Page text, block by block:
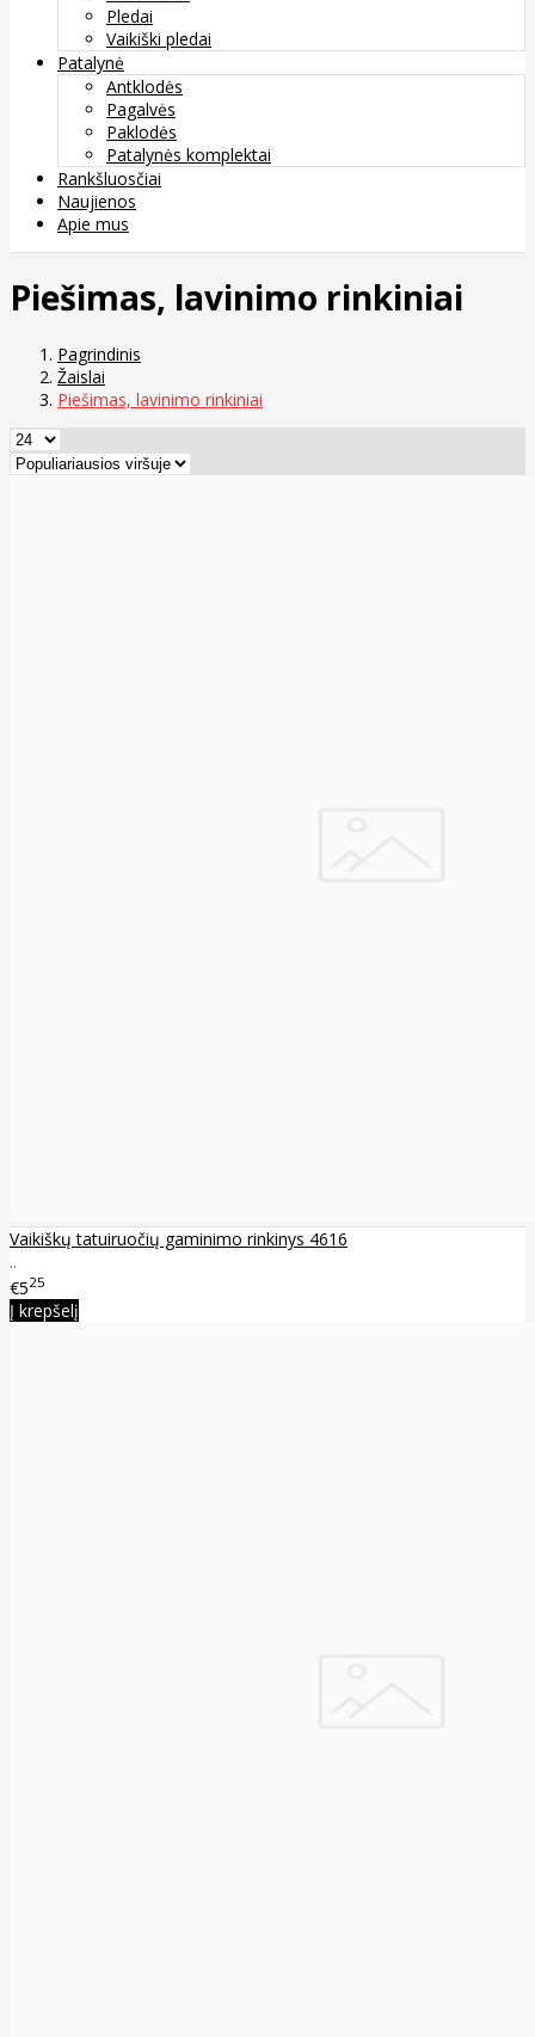
Pledai
Vaikiški pledai
Patalynė
Antklodės
Pagalvės
Paklodės
Patalynės komplektai
Rankšluosčiai
Naujienos
Apie mus
Piešimas, lavinimo rinkiniai
Pagrindinis
Žaislai
Piešimas, lavinimo rinkiniai
Vaikiškų tatuiruočių gaminimo rinkinys 4616
..
€525
Į krepšelį